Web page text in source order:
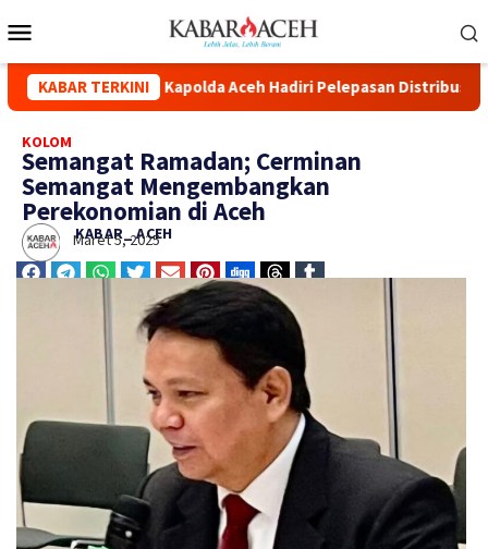
KABAR TERKINIKapolda Aceh Hadiri Pelepasan Distribusi
KOLOM
Semangat Ramadan; Cerminan
Semangat Mengembangkan
Perekonomian di Aceh
KABAR_ ACEH
Maret 5, 2025